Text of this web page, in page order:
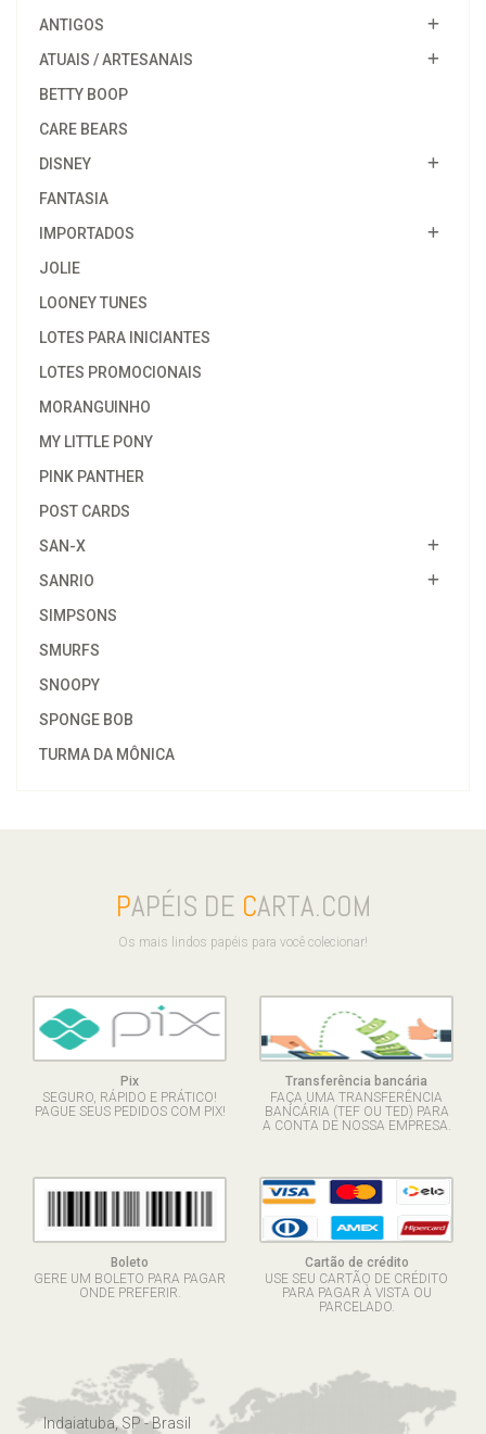
ANTIGOS
ATUAIS / ARTESANAIS
BETTY BOOP
CARE BEARS
DISNEY
FANTASIA
IMPORTADOS
JOLIE
LOONEY TUNES
LOTES PARA INICIANTES
LOTES PROMOCIONAIS
MORANGUINHO
MY LITTLE PONY
PINK PANTHER
POST CARDS
SAN-X
SANRIO
SIMPSONS
SMURFS
SNOOPY
SPONGE BOB
TURMA DA MÔNICA
PAPÉIS DE CARTA.COM
Os mais lindos papéis para você colecionar!
Pix
SEGURO, RÁPIDO E PRÁTICO!
PAGUE SEUS PEDIDOS COM PIX!
Transferência bancária
FAÇA UMA TRANSFERÊNCIA
BANCÁRIA (TEF OU TED) PARA
A CONTA DE NOSSA EMPRESA.
Boleto
GERE UM BOLETO PARA PAGAR
ONDE PREFERIR.
Cartão de crédito
USE SEU CARTÃO DE CRÉDITO
PARA PAGAR À VISTA OU
PARCELADO.
Indaiatuba, SP - Brasil